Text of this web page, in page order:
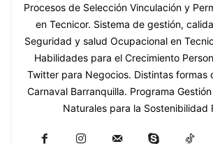
Procesos de Selección Vinculación y
en Tecnicor. Sistema de gestión,
Seguridad y salud Ocupacional en
Habilidades para el Crecimiento
Twitter para Negocios. Distintas formas
Carnaval Barranquilla. Programa
Naturales para la Sostenibilidad